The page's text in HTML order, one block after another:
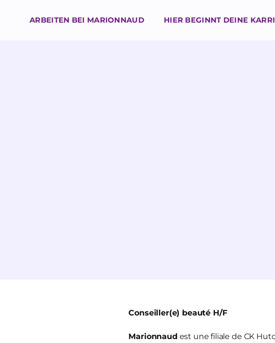
ARBEITEN BEI MARIONNAUD HIER BEGINNT DEINE
Conseiller(e) beauté H/F
Marionnaud est une filiale de CK